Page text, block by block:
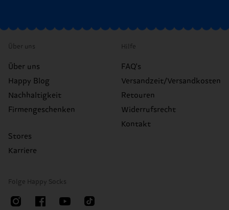
Über uns
Über uns
Happy Blog
Nachhaltigkeit
Firmengeschenken
Stores
Karriere
Hilfe
FAQ's
Versandzeit/Versandkosten
Retouren
Widerrufsrecht
Kontakt
Folge Happy Socks